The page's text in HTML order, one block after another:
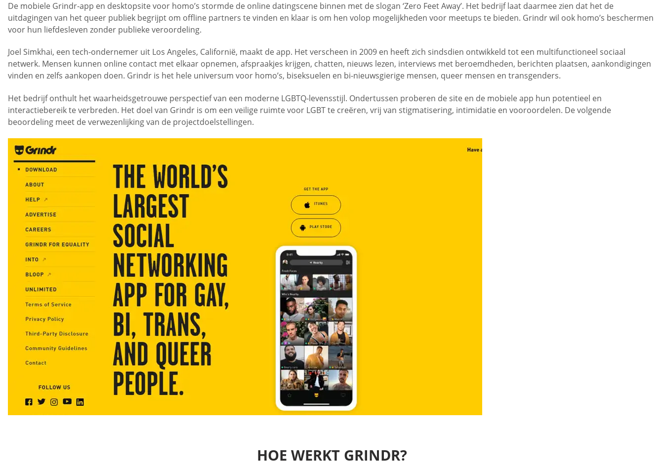
De mobiele Grindr-app en desktopsite voor homo’s stormde de online datingscene binnen met de slogan ‘Zero Feet Away’. Het bedrijf laat daarmee zien dat het de
uitdagingen van het queer publiek begrijpt om offline partners te vinden en klaar is om hen volop mogelijkheden voor meetups te bieden. Grindr wil ook homo’s beschermen
voor hun liefdesleven zonder publieke veroordeling.
Joel Simkhai, een tech-ondernemer uit Los Angeles, Californië, maakt de app. Het verscheen in 2009 en heeft zich sindsdien ontwikkeld tot een multifunctioneel sociaal
netwerk. Mensen kunnen online contact met elkaar opnemen, afspraakjes krijgen, chatten, nieuws lezen, interviews met beroemdheden, berichten plaatsen, aankondigingen
vinden en zelfs aankopen doen. Grindr is het hele universum voor homo’s, biseksuelen en bi-nieuwsgierige mensen, queer mensen en transgenders.
Het bedrijf onthult het waarheidsgetrouwe perspectief van een moderne LGBTQ-levensstijl. Ondertussen proberen de site en de mobiele app hun potentieel en
interactiebereik te verbreden. Het doel van Grindr is om een veilige ruimte voor LGBT te creëren, vrij van stigmatisering, intimidatie en vooroordelen. De volgende
beoordeling meet de verwezenlijking van de projectdoelstellingen.
HOE WERKT GRINDR?